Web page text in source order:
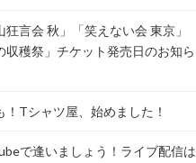
狂言会 秋」「笑えない会 東京」
収穫祭」チケット発売日のお知ら
！Tシャツ屋、始めました！
で逢いましょう！ライブ配信は